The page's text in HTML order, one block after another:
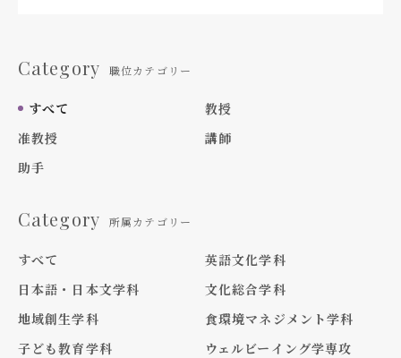
Category 職位カテゴリー
すべて
教授
准教授
講師
助手
Category 所属カテゴリー
すべて
英語文化学科
日本語・日本文学科
文化総合学科
地域創生学科
食環境マネジメント学科
子ども教育学科
ウェルビーイング学専攻